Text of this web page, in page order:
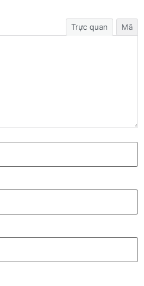
Trực quan Mã